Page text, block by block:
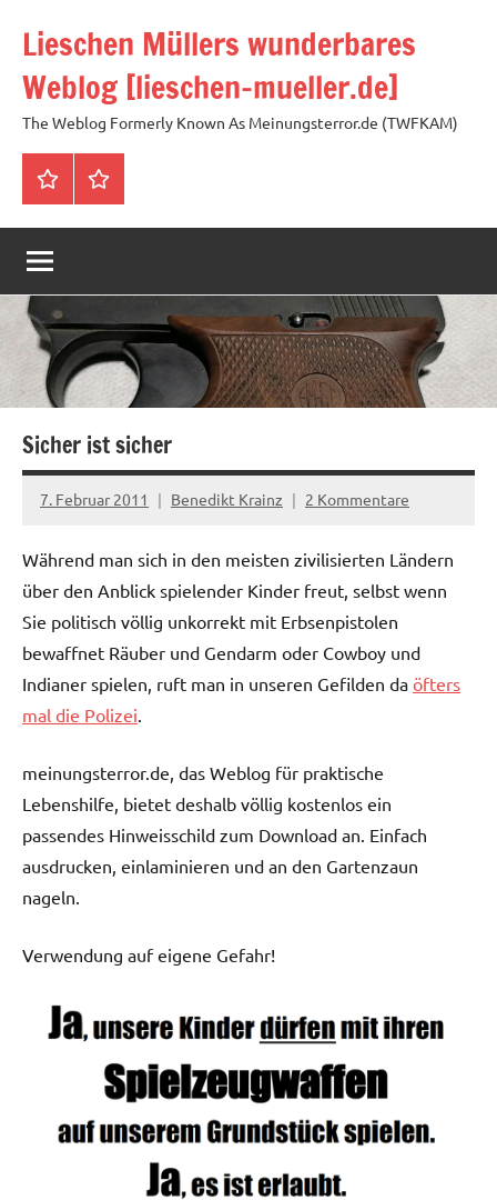
Inhalt
springen
Lieschen Müllers wunderbares
Weblog [lieschen-mueller.de]
The Weblog Formerly Known As Meinungsterror.de (TWFKAM)
ImpressumDatenschutzerklärung
Sicher ist sicher
7. Februar 2011 Benedikt Krainz 2 Kommentare
Während man sich in den meisten zivilisierten Ländern
über den Anblick spielender Kinder freut, selbst wenn
Sie politisch völlig unkorrekt mit Erbsenpistolen
bewaffnet Räuber und Gendarm oder Cowboy und
Indianer spielen, ruft man in unseren Gefilden da öfters
mal die Polizei
meinungsterror.de, das Weblog für praktische
Lebenshilfe, bietet deshalb völlig kostenlos ein
passendes Hinweisschild zum Download an. Einfach
ausdrucken, einlaminieren und an den Gartenzaun
nageln.
Verwendung auf eigene Gefahr!